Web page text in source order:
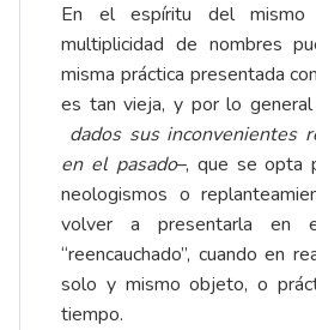
En el espíritu del mismo
multiplicidad de nombres
misma práctica presentada
es tan vieja, y por lo
dados sus inconvenientes
en el pasado–, que se opta
neologismos o
volver a presentarla en
“reencauchado”, cuando en
solo y mismo objeto, o
tiempo.